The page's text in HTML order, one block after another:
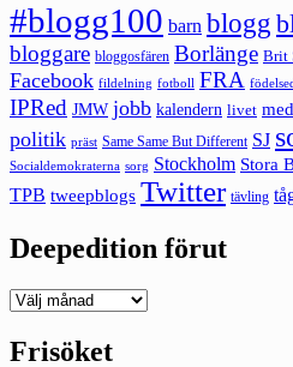
#blogg100 barn blogg
bloggare bloggosfären Borlänge Brit
Facebook fildelning fotboll FRA
IPRed JMW jobb kalendern livet
politik präst Same Same But Different SJ
Socialdemokraterna sorg Stockholm Stora
TPB tweepblogs Twitter tävling
Deepedition förut
Deepedition
Frisöket